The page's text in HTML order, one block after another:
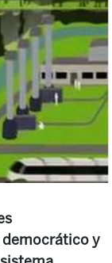
democrático y